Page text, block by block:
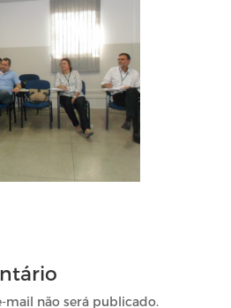
mail não será publicado.